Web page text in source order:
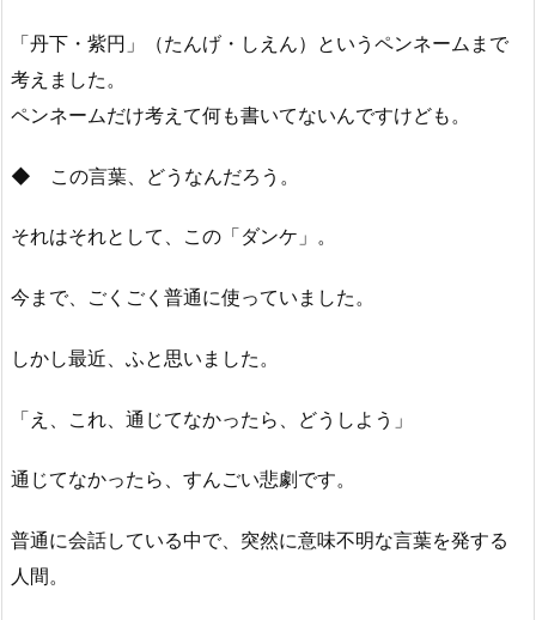
「丹下・紫円」（たんげ・しえん）というペンネームまで
考えました。
ペンネームだけ考えて何も書いてないんですけども。
◆ この言葉、どうなんだろう。
それはそれとして、この「ダンケ」。
今まで、ごくごく普通に使っていました。
しかし最近、ふと思いました。
「え、これ、通じてなかったら、どうしよう」
通じてなかったら、すんごい悲劇です。
普通に会話している中で、突然に意味不明な言葉を発する
人間。